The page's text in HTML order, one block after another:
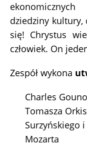
dziedziny
się! Chrystus
człowiek. On
Zespół wykona
Charles
Tomasza
Surzyńskiego
Mozarta